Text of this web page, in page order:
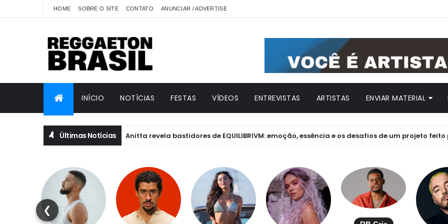
HOME SOBRE O SITE CONTATO ANUNCIAR / ADVERTISE
INÍCIO NOTÍCIAS FESTAS VÍDEOS ENTREVISTAS ARTISTAS ENVIAR MATERIAL
Últimas Notícias
ANITTA Anitta revela bastidores de EQUILIBRIVM: emoção, essência e os desafios de um projeto feito por
❮